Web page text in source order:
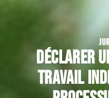
Déclarer
travail